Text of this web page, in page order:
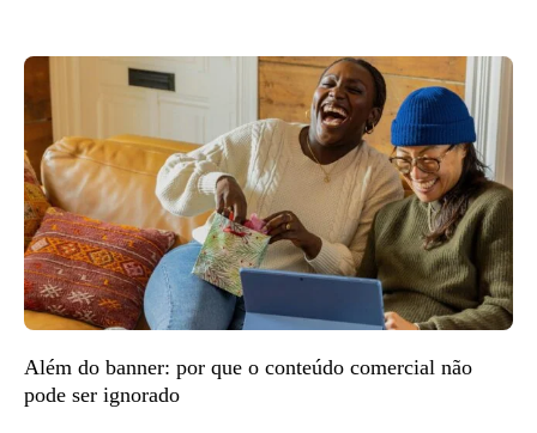
Além do banner: por que o conteúdo comercial não
pode ser ignorado